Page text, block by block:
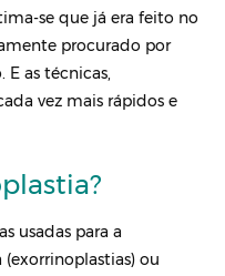
se que já era feito no
procurado por
E as técnicas,
vez mais rápidos e
usadas para a
(exorrinoplastias) ou